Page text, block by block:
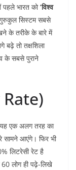
पहले भारत को‘विश्व
गुरुकुल सिस्टम सबसे
के तरीके के बारे में
बढ़े तो तक्षशिला
के सबसे पुराने
Rate)
यह एक अलग तरह का
सामने आएंगे। फिर भी
लिटरेसी रेट है
लोग ही पढ़े-लिखे